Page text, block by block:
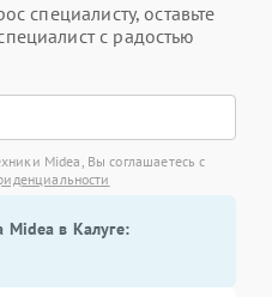
специалисту, оставьте
с радостью
Midea, Вы соглашаетесь с
Midea в Калуге: